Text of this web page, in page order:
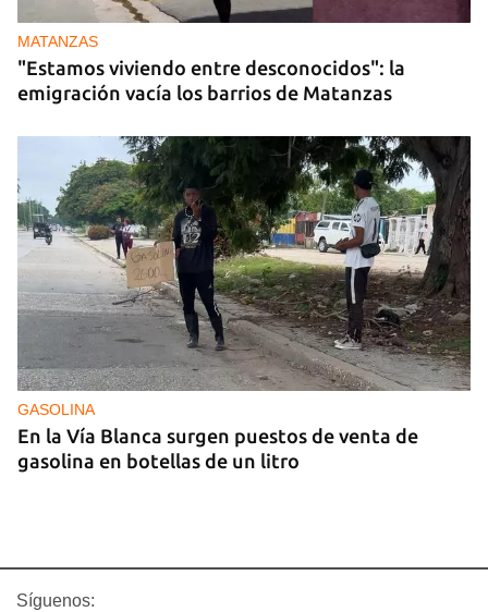
MATANZAS
"Estamos viviendo entre desconocidos": la
emigración vacía los barrios de Matanzas
GASOLINA
En la Vía Blanca surgen puestos de venta de
gasolina en botellas de un litro
Síguenos: